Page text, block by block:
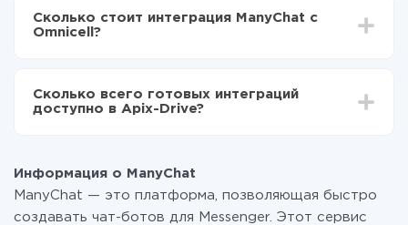
Теперь данные будут автоматически
передаваться из ManyChat в Omnicell
отличаться и составлять от 5-ти до 30-минут. В
среднем настройка занимает 10-15 минут.
Сколько стоит интеграция ManyChat с
Omnicell?
функционал. Вы оплачиваете только количество
данных, которые по факту передаются из одной
перейти на платный, при необходимости. Подробнее
отарифах
Сколько всего готовых интеграций
доступно в Apix-Drive?
Информация о ManyChat
ManyChat — это платформа, позволяющая быстро
создавать чат-ботов для Messenger. Этот сервис